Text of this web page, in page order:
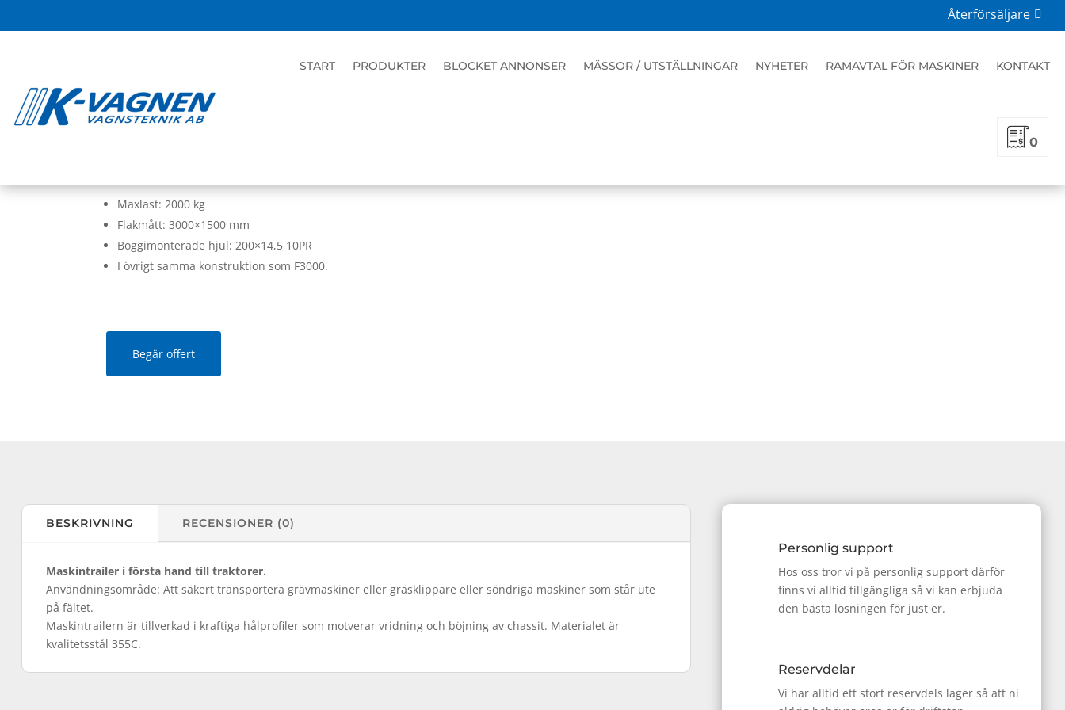
Återförsäljare
START PRODUKTER BLOCKET ANNONSER MÄSSOR / UTSTÄLLNINGAR NYHETER RAMAVTAL FÖR MASKINER KONTAKT
0
MASKINTRAILERS| K-TRAILER F2000
Maxlast: 2000 kg
Flakmått: 3000×1500 mm
Boggimonterade hjul: 200×14,5 10PR
I övrigt samma konstruktion som F3000.
Begär offert
BESKRIVNING RECENSIONER (0)
Maskintrailer i första hand till traktorer.
Användningsområde: Att säkert transportera grävmaskiner eller gräsklippare eller söndriga maskiner som står ute
på fältet.
Maskintrailern är tillverkad i kraftiga hålprofiler som motverar vridning och böjning av chassit. Materialet är
kvalitetsstål 355C.
Personlig support
Hos oss tror vi på personlig support därför
finns vi alltid tillgängliga så vi kan erbjuda
den bästa lösningen för just er.
Reservdelar
Vi har alltid ett stort reservdels lager så att ni